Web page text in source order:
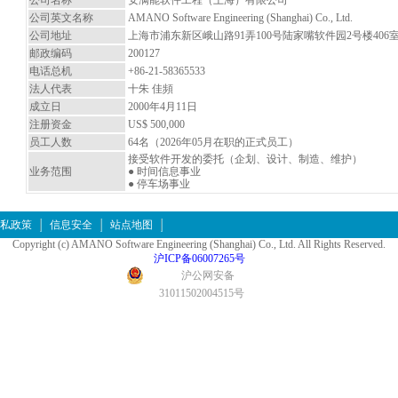
公司英文名称
AMANO Software Engineering (Shanghai) Co., Ltd.
公司地址
上海市浦东新区峨山路91弄100号陆家嘴软件园2号楼406
邮政编码
200127
电话总机
+86-21-58365533
法人代表
十朱 佳頻
成立日
2000年4月11日
注册资金
US$ 500,000
员工人数
64名（2026年05月在职的正式员工）
业务范围
接受软件开发的委托（企划、设计、制造、维护）
● 时间信息事业
● 停车场事业
政策 信息安全
站点地图
Copyright (c) AMANO Software Engineering (Shanghai) Co., Ltd. All Rights Reserved.
沪ICP备06007265号
沪公网安备
31011502004515号